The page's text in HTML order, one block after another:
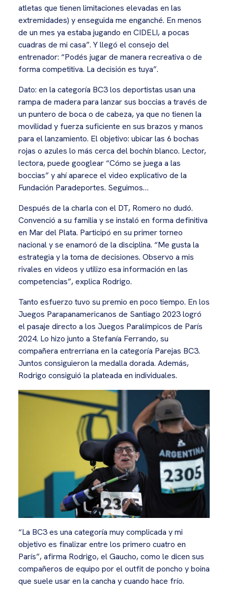
atletas que tienen limitaciones elevadas en las
extremidades) y enseguida me enganché. En menos
de un mes ya estaba jugando en CIDELI, a pocas
cuadras de mi casa”. Y llegó el consejo del
entrenador: “Podés jugar de manera recreativa o de
forma competitiva. La decisión es tuya”.
Dato: en la categoría BC3 los deportistas usan una
rampa de madera para lanzar sus boccias a través de
un puntero de boca o de cabeza, ya que no tienen la
movilidad y fuerza suficiente en sus brazos y manos
para el lanzamiento. El objetivo: ubicar las 6 bochas
rojas o azules lo más cerca del bochín blanco. Lector,
lectora, puede googlear “Cómo se juega a las
boccias” y ahí aparece el video explicativo de la
Fundación Paradeportes. Seguimos…
Después de la charla con el DT, Romero no dudó.
Convenció a su familia y se instaló en forma definitiva
en Mar del Plata. Participó en su primer torneo
nacional y se enamoró de la disciplina. “Me gusta la
estrategia y la toma de decisiones. Observo a mis
rivales en videos y utilizo esa información en las
competencias”, explica Rodrigo.
Tanto esfuerzo tuvo su premio en poco tiempo. En los
Juegos Parapanamericanos de Santiago 2023 logró
el pasaje directo a los Juegos Paralímpicos de París
2024. Lo hizo junto a Stefanía Ferrando, su
compañera entrerriana en la categoría Parejas BC3.
Juntos consiguieron la medalla dorada. Además,
Rodrigo consiguió la plateada en individuales.
“La BC3 es una categoría muy complicada y mi
objetivo es finalizar entre los primero cuatro en
París”, afirma Rodrigo, el Gaucho, como le dicen sus
compañeros de equipo por el outfit de poncho y boina
que suele usar en la cancha y cuando hace frío.